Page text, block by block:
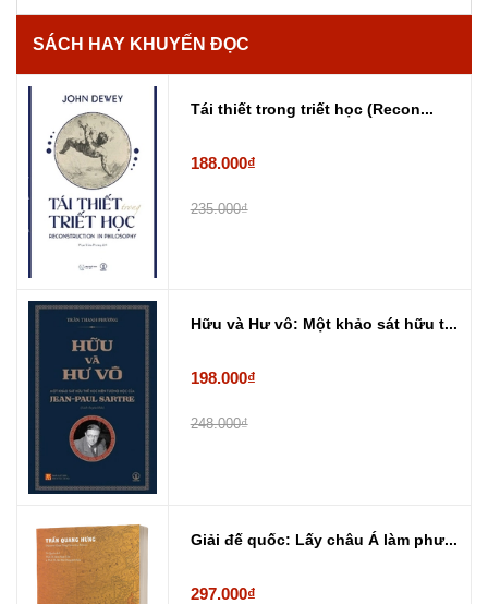
SÁCH HAY KHUYẾN ĐỌC
Tái thiết trong triết học (Recon...
188.000₫
235.000₫
Hữu và Hư vô: Một khảo sát hữu t...
198.000₫
248.000₫
Giải đế quốc: Lấy châu Á làm phư...
297.000₫